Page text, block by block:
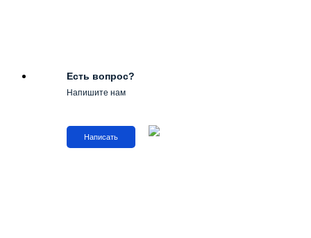
Есть вопрос?
Напишите нам
Написать